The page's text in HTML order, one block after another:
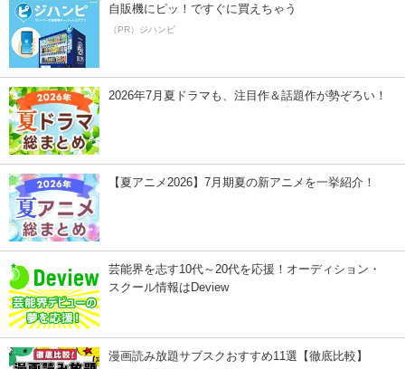
自販機にピッ！ですぐに買えちゃう
（PR）ジハンピ
2026年7月夏ドラマも、注目作＆話題作が勢ぞろい！
【夏アニメ2026】7月期夏の新アニメを一挙紹介！
芸能界を志す10代～20代を応援！オーディション・
スクール情報はDeview
漫画読み放題サブスクおすすめ11選【徹底比較】